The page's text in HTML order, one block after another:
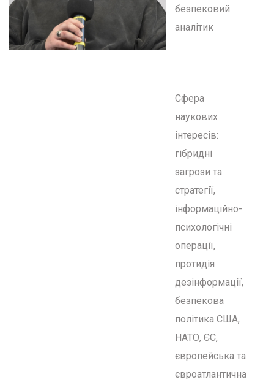
безпековий
аналітик
Сфера
наукових
інтересів:
гібридні
загрози та
стратегії,
інформаційно-
психологічні
операції,
протидія
дезінформації,
безпекова
політика США,
НАТО, ЄС,
європейська та
євроатлантична